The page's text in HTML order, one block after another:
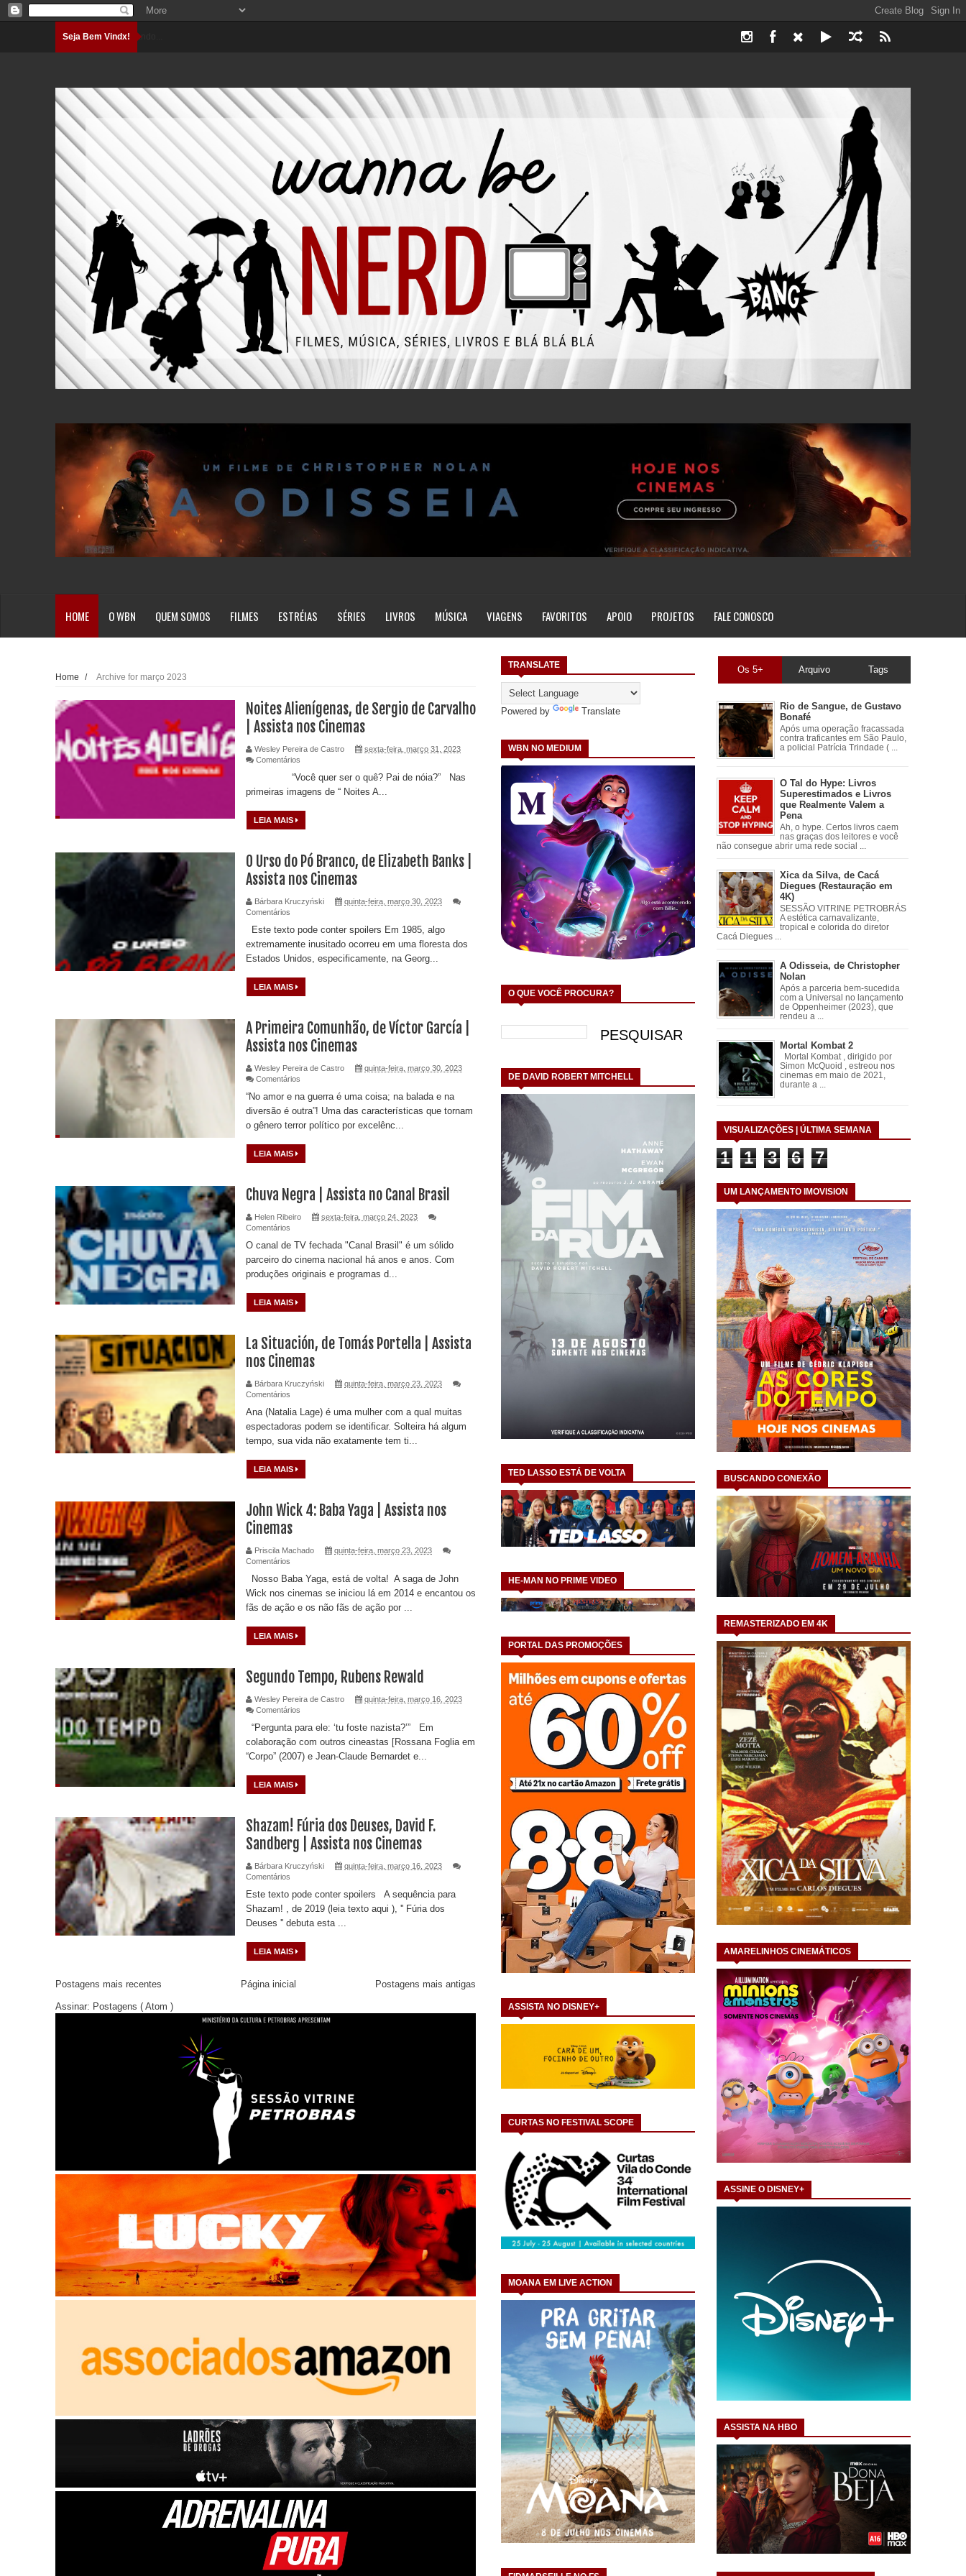
Seja Bem Vindx!Carregando...
HOME O WBN QUEM SOMOS FILMES ESTRÉIAS SÉRIES LIVROS MÚSICA VIAGENS FAVORITOS APOIO PROJETOS FALE CONOSCO
TRANSLATE
Powered by Translate
WBN NO MEDIUM
O QUE VOCÊ PROCURA?
DE DAVID ROBERT MITCHELL
TED LASSO ESTÁ DE VOLTA
HE-MAN NO PRIME VIDEO
PORTAL DAS PROMOÇÕES
ASSISTA NO DISNEY+
CURTAS NO FESTIVAL SCOPE
MOANA EM LIVE ACTION
Home / Archive for março 2023
Noites Alienígenas, de Sergio de Carvalho
| Assista nos Cinemas
Wesley Pereira de Castro
sexta-feira, março 31, 2023
Comentários
“Você quer ser o quê? Pai de nóia?” Nas
primeiras imagens de “ Noites A...
LEIA MAIS
O Urso do Pó Branco, de Elizabeth Banks |
Assista nos Cinemas
Bárbara Kruczyński
quinta-feira, março 30, 2023
Comentários
Este texto pode conter spoilers Em 1985, algo
extremamente inusitado ocorreu em uma floresta dos
Estados Unidos, especificamente, na Georg...
LEIA MAIS
A Primeira Comunhão, de Víctor García |
Assista nos Cinemas
Wesley Pereira de Castro
quinta-feira, março 30, 2023
Comentários
“No amor e na guerra é uma coisa; na balada e na
diversão é outra”! Uma das características que tornam
o gênero terror político por excelênc...
LEIA MAIS
Chuva Negra | Assista no Canal Brasil
Helen Ribeiro
sexta-feira, março 24, 2023
Comentários
O canal de TV fechada "Canal Brasil" é um sólido
parceiro do cinema nacional há anos e anos. Com
produções originais e programas d...
LEIA MAIS
La Situación, de Tomás Portella | Assista
nos Cinemas
Bárbara Kruczyński
quinta-feira, março 23, 2023
Comentários
Ana (Natalia Lage) é uma mulher com a qual muitas
espectadoras podem se identificar. Solteira há algum
tempo, sua vida não exatamente tem ti...
LEIA MAIS
John Wick 4: Baba Yaga | Assista nos
Cinemas
Priscila Machado
quinta-feira, março 23, 2023
Comentários
Nosso Baba Yaga, está de volta! A saga de John
Wick nos cinemas se iniciou lá em 2014 e encantou os
fãs de ação e os não fãs de ação por ...
LEIA MAIS
Segundo Tempo, Rubens Rewald
Wesley Pereira de Castro
quinta-feira, março 16, 2023
Comentários
“Pergunta para ele: ‘tu foste nazista?’” Em
colaboração com outros cineastas [Rossana Foglia em
“Corpo” (2007) e Jean-Claude Bernardet e...
LEIA MAIS
Shazam! Fúria dos Deuses, David F.
Sandberg | Assista nos Cinemas
Bárbara Kruczyński
quinta-feira, março 16, 2023
Comentários
Este texto pode conter spoilers A sequência para
Shazam! , de 2019 (leia texto aqui ), '' Fúria dos
Deuses '' debuta esta ...
LEIA MAIS
Postagens mais recentes Postagens mais antigas
Página inicial
Assinar: Postagens ( Atom )
Os 5+ Arquivo Tags
Rio de Sangue, de Gustavo
Bonafé
Após uma operação fracassada
contra traficantes em São Paulo,
a policial Patrícia Trindade ( ...
O Tal do Hype: Livros
Superestimados e Livros
que Realmente Valem a
Pena
Ah, o hype. Certos livros caem
nas graças dos leitores e você
não consegue abrir uma rede social ...
Xica da Silva, de Cacá
Diegues (Restauração em
4K)
SESSÃO VITRINE PETROBRÁS
A estética carnavalizante,
tropical e colorida do diretor
Cacá Diegues ...
A Odisseia, de Christopher
Nolan
Após a parceria bem-sucedida
com a Universal no lançamento
de Oppenheimer (2023), que
rendeu a ...
Mortal Kombat 2
Mortal Kombat , dirigido por
Simon McQuoid , estreou nos
cinemas em maio de 2021,
durante a ...
VISUALIZAÇÕES | ÚLTIMA SEMANA
1 1 3 6 7
UM LANÇAMENTO IMOVISION
BUSCANDO CONEXÃO
REMASTERIZADO EM 4K
AMARELINHOS CINEMÁTICOS
ASSINE O DISNEY+
ASSISTA NA HBO